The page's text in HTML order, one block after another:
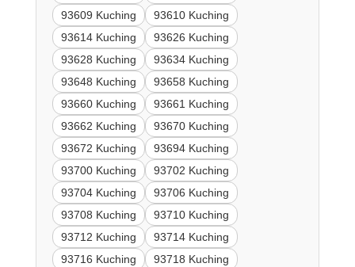
93609 Kuching
93610 Kuching
93614 Kuching
93626 Kuching
93628 Kuching
93634 Kuching
93648 Kuching
93658 Kuching
93660 Kuching
93661 Kuching
93662 Kuching
93670 Kuching
93672 Kuching
93694 Kuching
93700 Kuching
93702 Kuching
93704 Kuching
93706 Kuching
93708 Kuching
93710 Kuching
93712 Kuching
93714 Kuching
93716 Kuching
93718 Kuching